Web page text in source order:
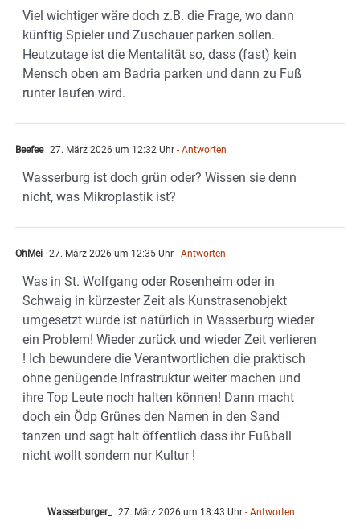
Viel wichtiger wäre doch z.B. die Frage, wo dann
künftig Spieler und Zuschauer parken sollen.
Heutzutage ist die Mentalität so, dass (fast) kein
Mensch oben am Badria parken und dann zu Fuß
runter laufen wird.
Beefee 27. März 2026 um 12:32 Uhr - Antworten
Wasserburg ist doch grün oder? Wissen sie denn
nicht, was Mikroplastik ist?
OhMei 27. März 2026 um 12:35 Uhr - Antworten
Was in St. Wolfgang oder Rosenheim oder in
Schwaig in kürzester Zeit als Kunstrasenobjekt
umgesetzt wurde ist natürlich in Wasserburg wieder
ein Problem! Wieder zurück und wieder Zeit verlieren
! Ich bewundere die Verantwortlichen die praktisch
ohne genügende Infrastruktur weiter machen und
ihre Top Leute noch halten können! Dann macht
doch ein Ödp Grünes den Namen in den Sand
tanzen und sagt halt öffentlich dass ihr Fußball
nicht wollt sondern nur Kultur !
Wasserburger_ 27. März 2026 um 18:43 Uhr - Antworten